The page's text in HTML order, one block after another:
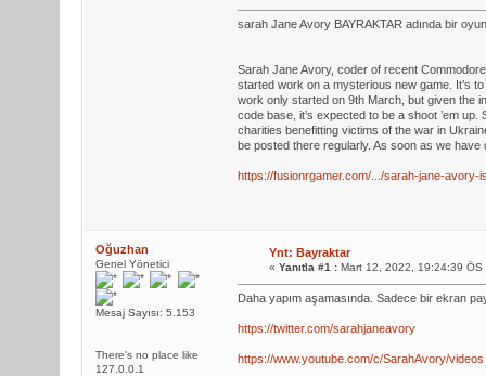
sarah Jane Avory BAYRAKTAR adında bir
Sarah Jane Avory, coder of recent
started work on a mysterious new game. It’s
work only started on 9th March, but given the
code base, it’s expected to be a shoot ’em
charities benefitting victims of the war in
be posted there regularly. As soon as we have
https://fusionrgamer.com/.../sarah-jane-avory-
Oğuzhan
Genel Yönetici
Mesaj Sayısı: 5.153
There's no place like
127.0.0.1
Ynt: Bayraktar
« Yanıtla #1 :Mart 12, 2022, 19:24:39 ÖS
Daha yapım aşamasında. Sadece bir ekran
https://twitter.com/sarahjaneavory
https://www.youtube.com/c/SarahAvory/videos